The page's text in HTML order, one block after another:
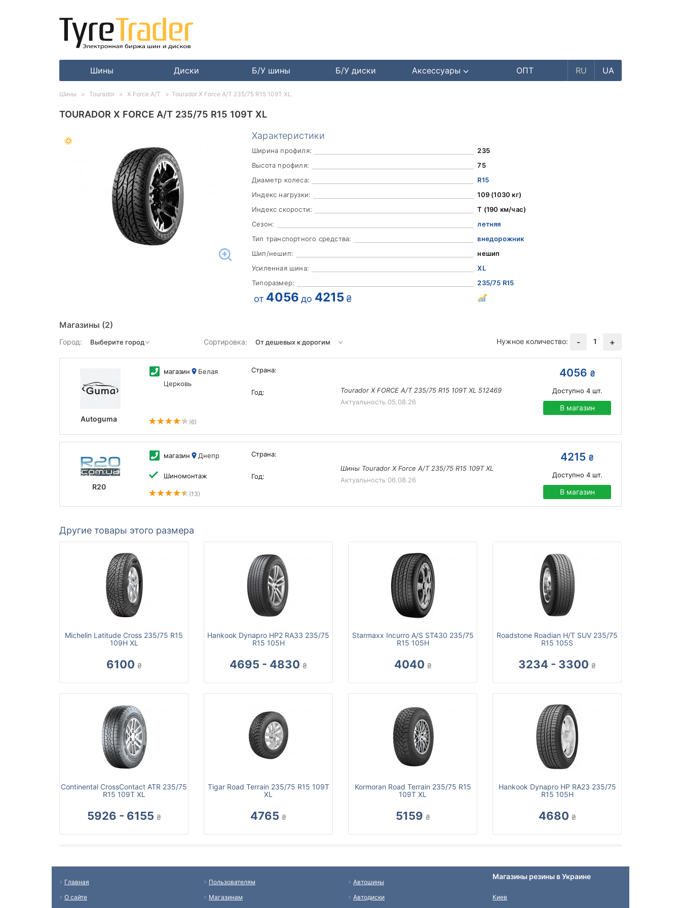
Шины Диски Б/У шины Б/У диски Аксессуары ОПТ RU UA
TOURADOR X FORCE A/T 235/75 R15 109T XL
Характеристики
Ширина профиля:
235
Высота профиля:
75
Диаметр колеса:
R15
Индекс нагрузки:
109 (1030 кг)
Индекс скорости:
T (190 км/час)
Сезон:
летняя
Тип транспортного средства:
внедорожник
Шип/нешип:
нешип
Усиленная шина:
XL
Типоразмер:
235/75 R15
от 4056 до 4215 ₴
Магазины (2)
Город: Сортировка: Нужное количество: - 1 +
Autoguma
магазин
Белая
Церковь
(6)
Страна:
Год:
Tourador X FORCE A/T 235/75 R15 109T XL 512469
Актуальность 05.08.26
4056 ₴
Доступно 4шт.
В магазин
R20
магазин Днепр
Шиномонтаж
(13)
Страна:
Год:
Шины Tourador X Force A/T 235/75 R15 109T XL
Актуальность 06.08.26
4215 ₴
Доступно 4шт.
В магазин
Другие товары этого размера
Michelin Latitude Cross 235/75 R15
109H XL
6100 ₴
Hankook Dynapro HP2 RA33 235/75
R15 105H
4695 - 4830 ₴
Starmaxx Incurro A/S ST430 235/75
R15 105H
4040 ₴
Roadstone Roadian H/T SUV 235/75
R15 105S
3234 - 3300 ₴
Continental CrossContact ATR 235/75
R15 109T XL
5926 - 6155 ₴
Tigar Road Terrain 235/75 R15 109T
XL
4765 ₴
Kormoran Road Terrain 235/75 R15
109T XL
5159 ₴
Hankook Dynapro HP RA23 235/75
R15 105H
4680 ₴
Шины Tourador X Force A/T Tourador X Force A/T 235/75 R15 109T XL
Главная
О сайте
Пользователям
Магазинам
Автошины
Автодиски
Магазины резины в Украине
Киев